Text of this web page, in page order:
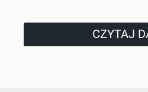
CZYTAJ